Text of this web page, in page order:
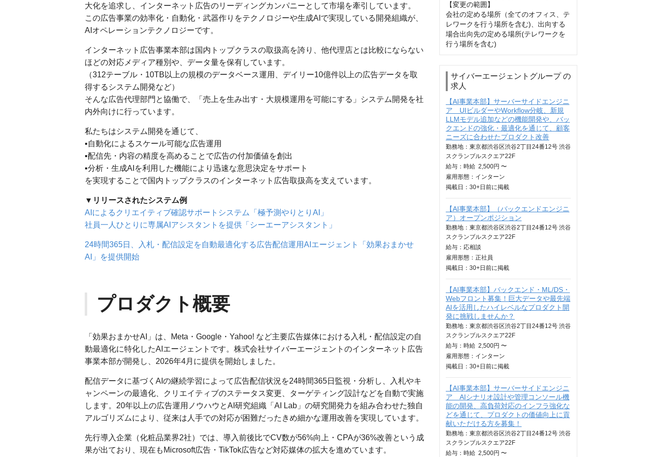
大化を追求し、インターネット広告のリーディングカンパニーとして市場を牽引しています。
この広告事業の効率化・自動化・武器作りをテクノロジーや生成AIで実現している開発組織が、
AIオペレーションテクノロジーです。
インターネット広告事業本部は国内トップクラスの取扱高を誇り、他代理店とは比較にならない
ほどの対応メディア種別や、データ量を保有しています。
（312テーブル・10TB以上の規模のデータベース運用、デイリー10億件以上の広告データを取
得するシステム開発など）
そんな広告代理部門と協働で、「売上を生み出す・大規模運用を可能にする」システム開発を社
内外向けに行っています。
私たちはシステム開発を通じて、
▪︎自動化によるスケール可能な広告運用
▪︎配信先・内容の精度を高めることで広告の付加価値を創出
▪︎分析・生成AIを利用した機能により迅速な意思決定をサポート
を実現することで国内トップクラスのインターネット広告取扱高を支えています。
▼リリースされたシステム例
AIによるクリエイティブ確認サポートシステム「極予測やりとりAI」
社員一人ひとりに専属AIアシスタントを提供「シーエーアシスタント」
24時間365日、入札・配信設定を自動最適化する広告配信運用AIエージェント「効果おまかせ
AI」を提供開始
プロダクト概要
「効果おまかせAI」は、Meta・Google・Yahoo! など主要広告媒体における入札・配信設定の自
動最適化に特化したAIエージェントです。株式会社サイバーエージェントのインターネット広告
事業本部が開発し、2026年4月に提供を開始しました。
配信データに基づくAIの継続学習によって広告配信状況を24時間365日監視・分析し、入札やキ
ャンペーンの最適化、クリエイティブのステータス変更、ターゲティング設計などを自動で実施
します。20年以上の広告運用ノウハウとAI研究組織「AI Lab」の研究開発力を組み合わせた独自
アルゴリズムにより、従来は人手での対応が困難だったきめ細かな運用改善を実現しています。
先行導入企業（化粧品業界2社）では、導入前後比でCV数が56%向上・CPAが36%改善という成
果が出ており、現在もMicrosoft広告・TikTok広告など対応媒体の拡大を進めています。
【変更の範囲】
会社の定める場所（全てのオフィス、テ
レワークを行う場所を含む)、出向する
場合出向先の定める場所(テレワークを
行う場所を含む)
サイバーエージェントグループ の
求人
【AI事業本部】サーバーサイドエンジニ
ア UIビルダーやWorkflow分岐、新規
LLMモデル追加などの機能開発や、バッ
クエンドの強化・最適化を通じて、顧客
ニーズに合わせたプロダクト改善
勤務地：東京都渋谷区渋谷2丁目24番12号 渋谷
スクランブルスクエア22F
給与： 時給 2,500円 〜
雇用形態：インターン
掲載日： 30+日 前に掲載
【AI事業本部】（バックエンドエンジニ
ア）オープンポジション
勤務地：東京都渋谷区渋谷2丁目24番12号 渋谷
スクランブルスクエア22F
給与： 応相談
雇用形態：正社員
掲載日： 30+日 前に掲載
【AI事業本部】バックエンド・ML/DS・
Webフロント募集！巨大データや最先端
AIを活用したハイレベルなプロダクト開
発に挑戦しませんか？
勤務地：東京都渋谷区渋谷2丁目24番12号 渋谷
スクランブルスクエア22F
給与： 時給 2,500円 〜
雇用形態：インターン
掲載日： 30+日 前に掲載
【AI事業本部】サーバーサイドエンジニ
ア AIシナリオ設計や管理コンソール機
能の開発、高負荷対応のインフラ強化な
どを通じて、プロダクトの価値向上に貢
献いただける方を募集！
勤務地：東京都渋谷区渋谷2丁目24番12号 渋谷
スクランブルスクエア22F
給与： 時給 2,500円 〜